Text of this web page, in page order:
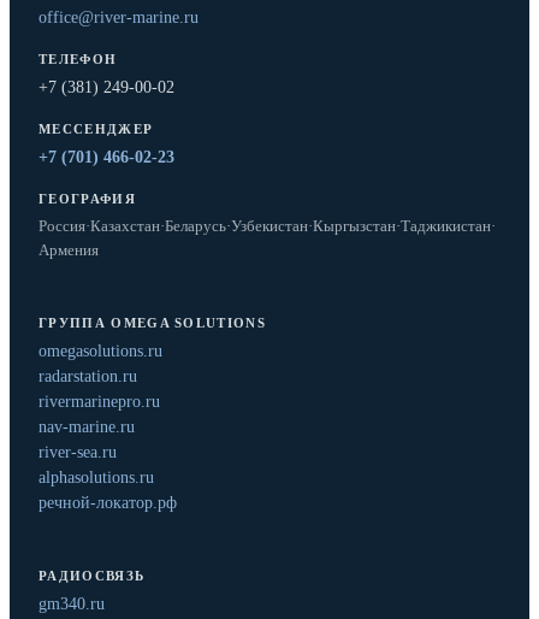
office@river-marine.ru
ТЕЛЕФОН
+7 (381) 249-00-02
МЕССЕНДЖЕР
+7 (701) 466-02-23
ГЕОГРАФИЯ
Россия·Казахстан·Беларусь·Узбекистан·Кыргызстан·Таджикистан·
Армения
ГРУППА OMEGA SOLUTIONS
omegasolutions.ru
radarstation.ru
rivermarinepro.ru
nav-marine.ru
river-sea.ru
alphasolutions.ru
речной-локатор.рф
РАДИОСВЯЗЬ
gm340.ru